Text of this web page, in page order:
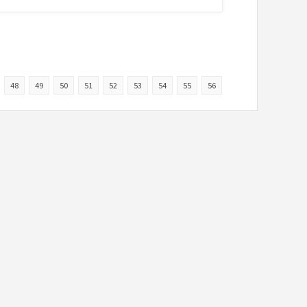
48 49 50 51 52 53 54 55 56